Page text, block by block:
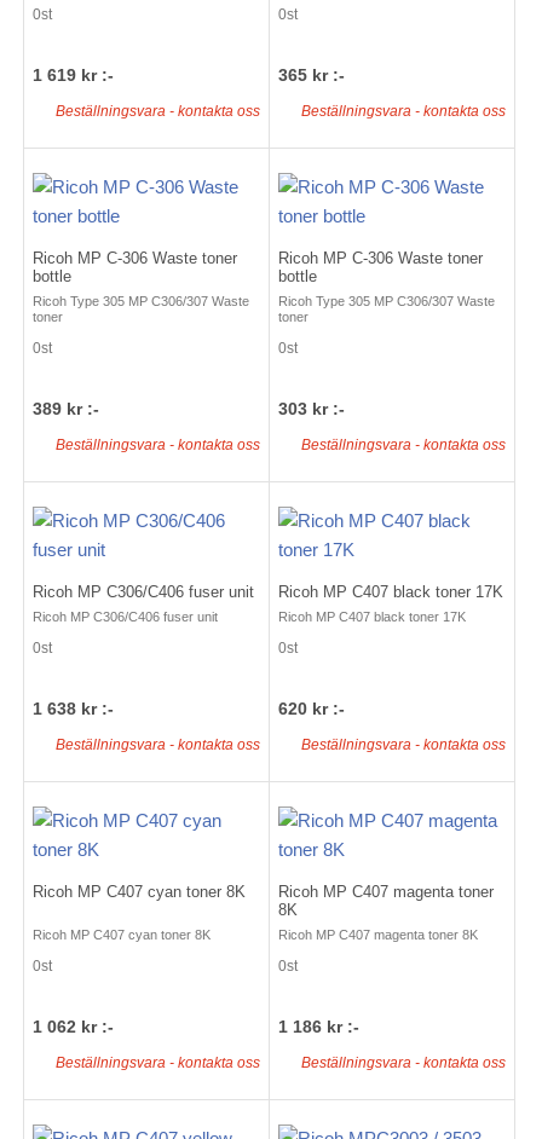
0st
1 619 kr :-
Beställningsvara - kontakta oss
0st
365 kr :-
Beställningsvara - kontakta oss
Ricoh MP C-306 Waste toner
bottle
Ricoh Type 305 MP C306/307 Waste
toner
0st
389 kr :-
Beställningsvara - kontakta oss
Ricoh MP C-306 Waste toner
bottle
Ricoh Type 305 MP C306/307 Waste
toner
0st
303 kr :-
Beställningsvara - kontakta oss
Ricoh MP C306/C406 fuser unit
Ricoh MP C306/C406 fuser unit
0st
1 638 kr :-
Beställningsvara - kontakta oss
Ricoh MP C407 black toner 17K
Ricoh MP C407 black toner 17K
0st
620 kr :-
Beställningsvara - kontakta oss
Ricoh MP C407 cyan toner 8K
Ricoh MP C407 cyan toner 8K
0st
1 062 kr :-
Beställningsvara - kontakta oss
Ricoh MP C407 magenta toner
8K
Ricoh MP C407 magenta toner 8K
0st
1 186 kr :-
Beställningsvara - kontakta oss